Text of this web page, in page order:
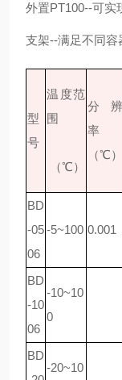
外置PT100--可实
支架--满足不同容
型
号
温度范
围
（℃）
分辨
率
（℃）
BD
-05
06
-5~100 0.001
BD
-10
06
-10~10
0
BD
-20~10